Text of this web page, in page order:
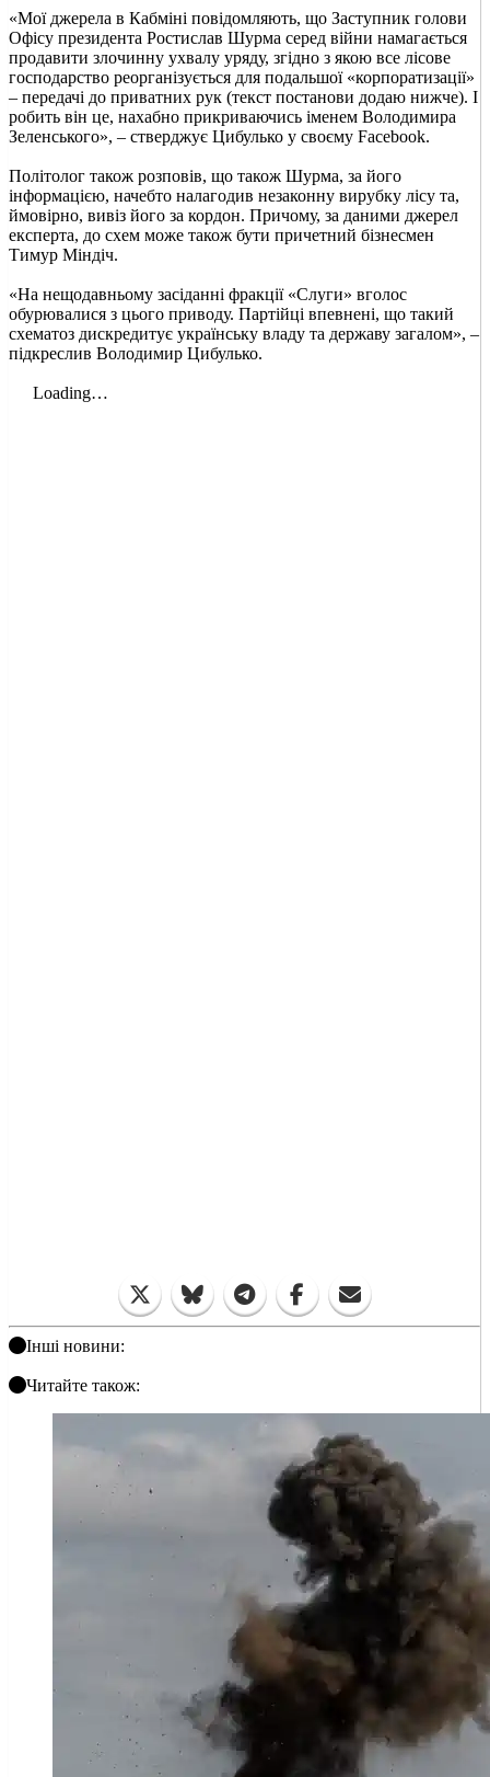
«Мої джерела в Кабміні повідомляють, що Заступник голови
Офісу президента Ростислав Шурма серед війни намагається
продавити злочинну ухвалу уряду, згідно з якою все лісове
господарство реорганізується для подальшої «корпоратизації»
– передачі до приватних рук (текст постанови додаю нижче). І
робить він це, нахабно прикриваючись іменем Володимира
Зеленського», – стверджує Цибулько у своєму Facebook.
Політолог також розповів, що також Шурма, за його
інформацією, начебто налагодив незаконну вирубку лісу та,
ймовірно, вивіз його за кордон. Причому, за даними джерел
експерта, до схем може також бути причетний бізнесмен
Тимур Міндіч.
«На нещодавньому засіданні фракції «Слуги» вголос
обурювалися з цього приводу. Партійці впевнені, що такий
схематоз дискредитує українську владу та державу загалом», –
підкреслив Володимир Цибулько.
Інші новини:
Читайте також: